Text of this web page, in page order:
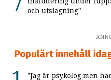
och utslagning"
Populärt innehåll
"Jag är psykolog men